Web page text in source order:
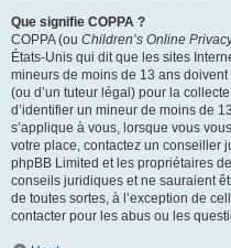
Que signifie COPPA ?
COPPA (ou Children’s Online
États-Unis qui dit que les sites
mineurs de moins de 13 ans
(ou d’un tuteur légal) pour la
d’identifier un mineur de moins de
s’applique à vous, lorsque vous
votre place, contactez un conseiller
phpBB Limited et les propriétaires
conseils juridiques et ne sauraient
de toutes sortes, à l’exception de
contacter pour les abus ou les